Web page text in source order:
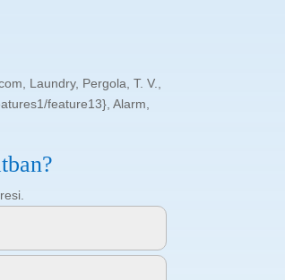
Laundry, Pergola, T. V.,
feature13}, Alarm,